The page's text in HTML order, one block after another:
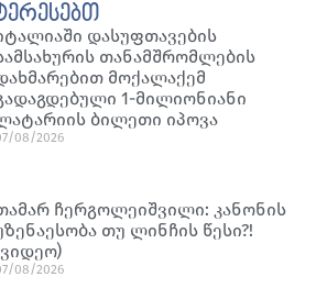
დასუფთავების
თანამშრომლების
მოქალაქემ
1-მილიონიანი
ბილეთი იპოვა
08/2026
ჩერგოლეიშვილი: კანონის
თუ ლინჩის წესი?!
08/2026